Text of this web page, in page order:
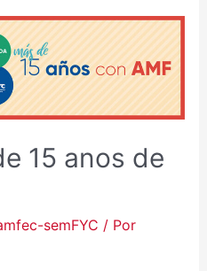
15 anos de
semFYC / Por